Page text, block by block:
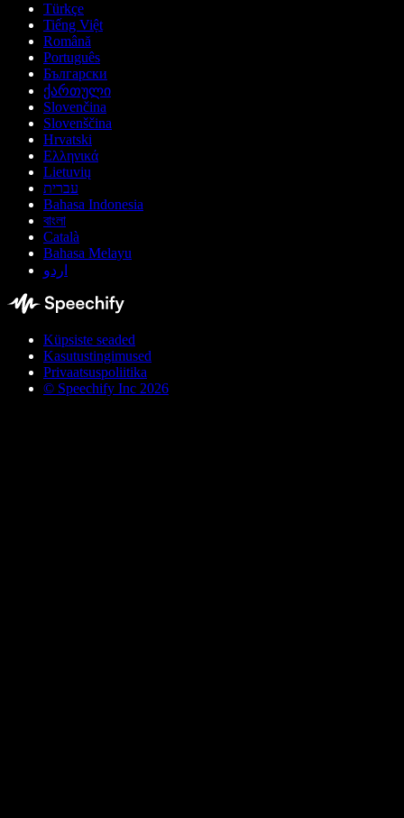
Türkçe
Tiếng Việt
Română
Português
Български
ქართული
Slovenčina
Slovenščina
Hrvatski
Ελληνικά
Lietuvių
עברית
Bahasa Indonesia
বাংলা
Català
Bahasa Melayu
اردو
Küpsiste seaded
Kasutustingimused
Privaatsuspoliitika
© Speechify Inc 2026